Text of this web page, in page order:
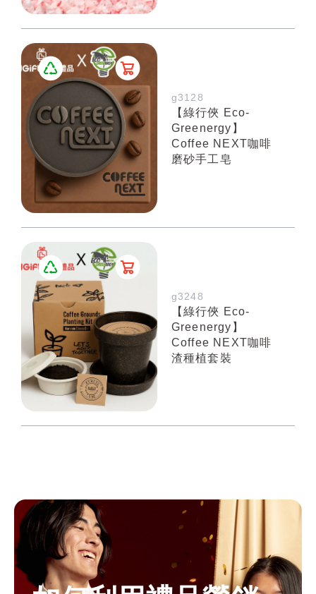
g3128
【綠行俠 Eco-
Greenergy】
Coffee NEXT咖啡
磨砂手工皂
g3248
【綠行俠 Eco-
Greenergy】
Coffee NEXT咖啡
渣種植套裝